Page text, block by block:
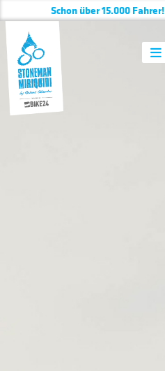
Schon über 15.000 Fahrer!